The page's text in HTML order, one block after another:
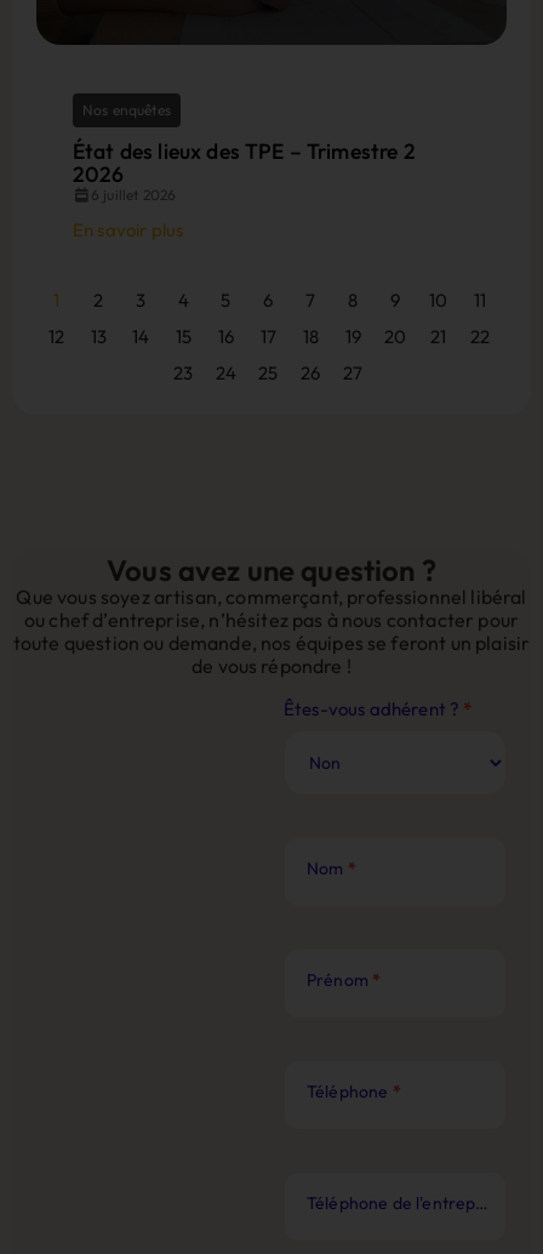
Nos enquêtes
État des lieux des TPE – Trimestre 2
2026
6 juillet 2026
En savoir plus
1 2 3 4 5 6 7 8 9 10
11
12
13 14 15 16 17 18 19 20 21
22
23
24 25 26 27
Vous avez une question ?
Que vous soyez artisan, commerçant, professionnel libéral
ou chef d’entreprise, n’hésitez pas à nous contacter pour
toute question ou demande, nos équipes se feront un plaisir
de vous répondre !
Contact
Web
Êtes-vous adhérent ? *
Nom *
Prénom *
Téléphone *
Téléphone de l'entreprise